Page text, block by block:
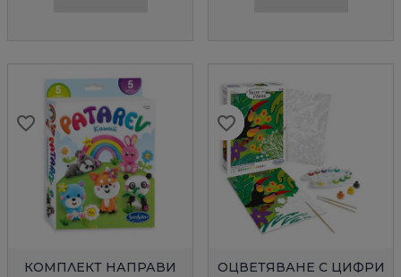
БЪРЗ ПРЕГЛЕД
КОМПЛЕКТ НАПРАВИ
favorite_border
favorite_border
favorite_border
favorite_border
favorite_border
favorite_border
favorite_border
БЪРЗ ПРЕГЛЕД
ОЦВЕТЯВАНЕ С ЦИФРИ
favorite_border
favorite_border
favorite_border
favorite_border
favorite_border